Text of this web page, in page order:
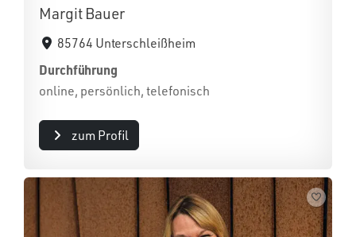
Margit Bauer
85764 Unterschleißheim
Durchführung
online, persönlich, telefonisch
zum Profil